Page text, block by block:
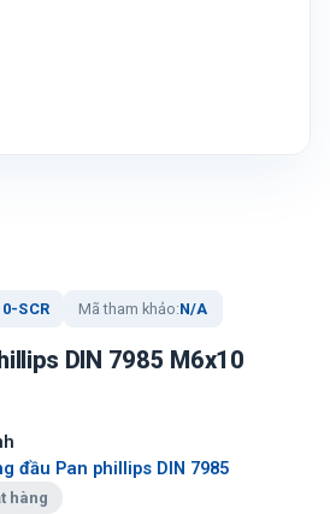
SCR Mã tham khảo:N/A
DIN 7985 M6x10
đầu Pan phillips DIN 7985
hàng